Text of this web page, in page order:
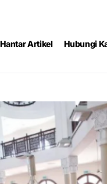
Hantar Artikel Hubungi